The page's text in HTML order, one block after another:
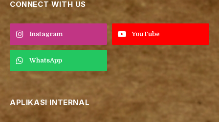
CONNECT WITH US
Instagram YouTube
WhatsApp
APLIKASI INTERNAL